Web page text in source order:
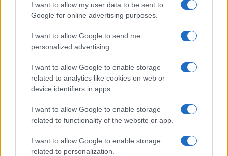
I want to allow my user data to be sent to
Google for online advertising purposes.
I want to allow Google to send me
personalized advertising.
I want to allow Google to enable storage
related to analytics like cookies on web or
device identifiers in apps.
I want to allow Google to enable storage
related to functionality of the website or app.
I want to allow Google to enable storage
related to personalization.